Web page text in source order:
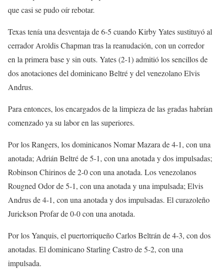
que casi se pudo oír rebotar.
Texas tenía una desventaja de 6-5 cuando Kirby Yates sustituyó al
cerrador Aroldis Chapman tras la reanudación, con un corredor
en la primera base y sin outs. Yates (2-1) admitió los sencillos de
dos anotaciones del dominicano Beltré y del venezolano Elvis
Andrus.
Para entonces, los encargados de la limpieza de las gradas habrían
comenzado ya su labor en las superiores.
Por los Rangers, los dominicanos Nomar Mazara de 4-1, con una
anotada; Adrián Beltré de 5-1, con una anotada y dos impulsadas;
Robinson Chirinos de 2-0 con una anotada. Los venezolanos
Rougned Odor de 5-1, con una anotada y una impulsada; Elvis
Andrus de 4-1, con una anotada y dos impulsadas. El curazoleño
Jurickson Profar de 0-0 con una anotada.
Por los Yanquis, el puertorriqueño Carlos Beltrán de 4-3, con dos
anotadas. El dominicano Starling Castro de 5-2, con una
impulsada.